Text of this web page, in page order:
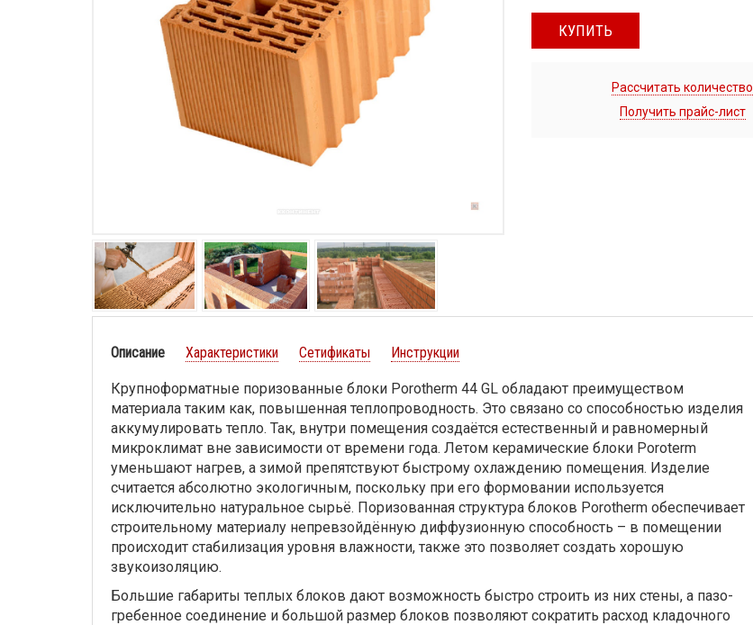
КУПИТЬ
Рассчитать количество
Получить прайс-лист
Описание Характеристики Сетификаты Инструкции
Крупноформатные поризованные блоки Porotherm 44 GL обладают преимуществом
материала таким как, повышенная теплопроводность. Это связано со способностью изделия
аккумулировать тепло. Так, внутри помещения создаётся естественный и равномерный
микроклимат вне зависимости от времени года. Летом керамические блоки Poroterm
уменьшают нагрев, а зимой препятствуют быстрому охлаждению помещения. Изделие
считается абсолютно экологичным, поскольку при его формовании используется
исключительно натуральное сырьё. Поризованная структура блоков Porotherm обеспечивает
строительному материалу непревзойдённую диффузионную способность – в помещении
происходит стабилизация уровня влажности, также это позволяет создать хорошую
звукоизоляцию.
Большие габариты теплых блоков дают возможность быстро строить из них стены, а пазо-
гребенное соединение и большой размер блоков позволяют сократить расход кладочного